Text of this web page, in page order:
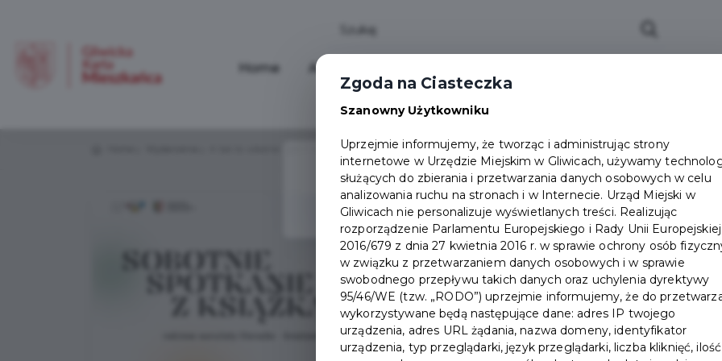
Home Aktualności
A tak to właśnie było z tymi skarpetkami… – Sobotnie Spotkanie z Książką
Wydarzenie już się zakończyło
Zgoda na Ciasteczka
Szanowny Użytkowniku
Uprzejmie informujemy, że tworząc i administrując strony
internetowe w Urzędzie Miejskim w Gliwicach, używamy
służących do zbierania i przetwarzania danych osobowych w celu
analizowania ruchu na stronach i w Internecie. Urząd Miejski w
Gliwicach nie personalizuje wyświetlanych treści. Realizując
rozporządzenie Parlamentu Europejskiego i Rady Unii Europejskiej
2016/679 z dnia 27 kwietnia 2016 r. w sprawie ochrony osób
w związku z przetwarzaniem danych osobowych i w sprawie
swobodnego przepływu takich danych oraz uchylenia dyrektywy
95/46/WE (tzw. „RODO”) uprzejmie informujemy, że do
wykorzystywane będą następujące dane: adres IP twojego
urządzenia, adres URL żądania, nazwa domeny, identyfikator
urządzenia, typ przeglądarki, język przeglądarki, liczba kliknięć, ilość